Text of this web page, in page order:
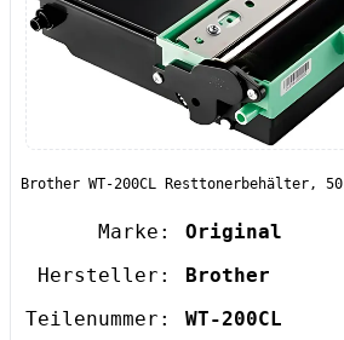
Brother WT-200CL Resttonerbehälter,
Marke:
Original
Hersteller:
Brother
Teilenummer:
WT-200CL